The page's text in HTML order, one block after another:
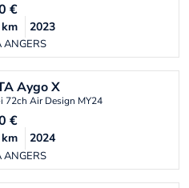
€
ANGERS
km 2023
Aygo X
72ch Air Design MY24
€
ANGERS
km 2024